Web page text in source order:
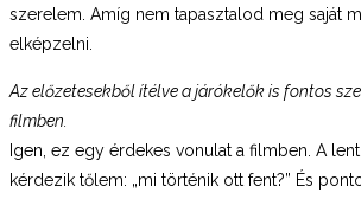
szerelem. Amíg nem tapasztalod meg saját
elképzelni.
Az előzetesekből ítélve a járókelők is fontos
filmben.
Igen, ez egy érdekes vonulat a filmben. A
kérdezik tőlem: „mi történik ott fent?” És